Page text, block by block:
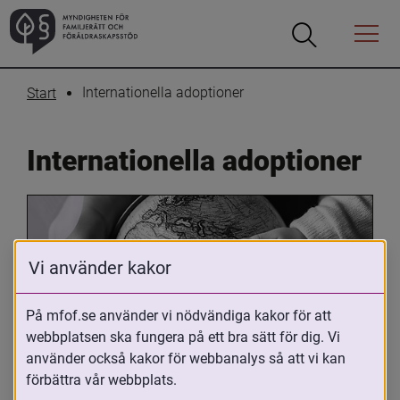
Öppna
Öppna
Menyn
Start Internationella adoptioner
Internationella adoptioner
Oavsett om du är adopterad,
adoptivförälder eller arbetar med
Vi använder kakor
På mfof.se använder vi nödvändiga kakor för att
webbplatsen ska fungera på ett bra sätt för dig. Vi
använder också kakor för webbanalys så att vi kan
förbättra vår webbplats.